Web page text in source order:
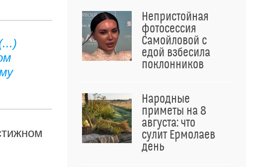
Непристойная
фотосессия
Самойловой с
едой взбесила
поклонников
Народные
приметы на 8
августа: что
сулит Ермолаев
день